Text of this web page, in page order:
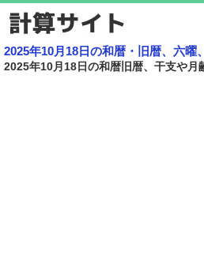
2025年10月18日の和暦・旧暦、六曜
2025年10月18日の和暦旧暦、干支や月